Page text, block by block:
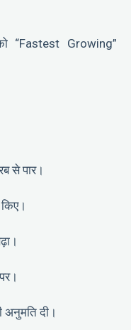
“Fastest Growing”
से पार।
अनुमति दी।